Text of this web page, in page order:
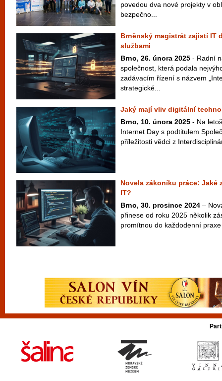
povedou dva nové projekty v
bezpečno...
Brněnský magistrát zajistí IT
službami
Brno, 26. února 2025 - Radní
společnost, která podala
zadávacím řízení s názvem
strategické...
Jaký mají vliv digitální
Brno, 10. února 2025 - Na
Internet Day s podtitulem
příležitosti vědci z
Novela zákoníku práce: Jaké
IT?
Brno, 30. prosince 2024 –
přinese od roku 2025 několik
promítnou do každodenní